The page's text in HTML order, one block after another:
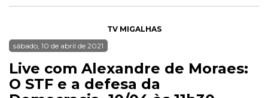
TV MIGALHAS
sábado, 10 de abril de 2021
Live com Alexandre de Moraes:
O STF e a defesa da